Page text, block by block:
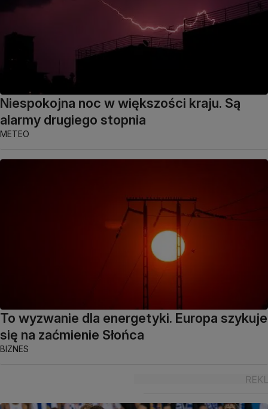
Niespokojna noc w większości kraju. Są
alarmy drugiego stopnia
METEO
To wyzwanie dla energetyki. Europa szykuje
się na zaćmienie Słońca
BIZNES